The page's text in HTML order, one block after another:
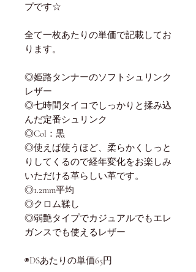
プです☆
全て一枚あたりの単価で記載してお
ります。
◎姫路タンナーのソフトシュリンク
レザー
◎七時間タイコでしっかりと揉み込
んだ定番シュリンク
◎Col：黒
◎使えば使うほど、柔らかくしっと
りしてくるので経年変化をお楽しみ
いただける革らしい革です。
◎1.2mm平均
◎クロム鞣し
◎弱艶タイプでカジュアルでもエレ
ガンスでも使えるレザー
◉DSあたりの単価65円